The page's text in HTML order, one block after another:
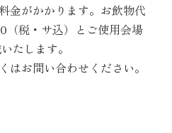
金がかかります。お飲物代
（税・サ込）とご使用会場
たします。
お問い合わせください。